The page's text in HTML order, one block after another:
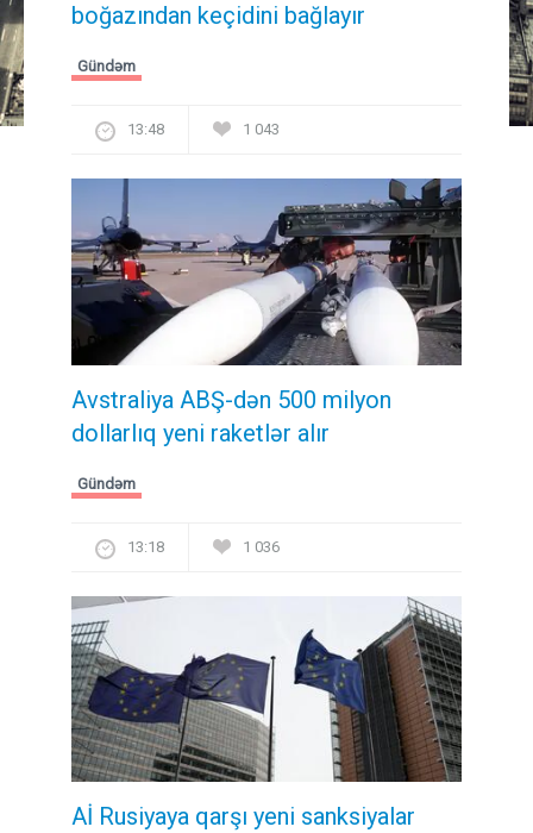
boğazından keçidini bağlayır
Gündəm
13:48 1 043
Avstraliya ABŞ-dən 500 milyon
dollarlıq yeni raketlər alır
Gündəm
13:18 1 036
Aİ Rusiyaya qarşı yeni sanksiyalar